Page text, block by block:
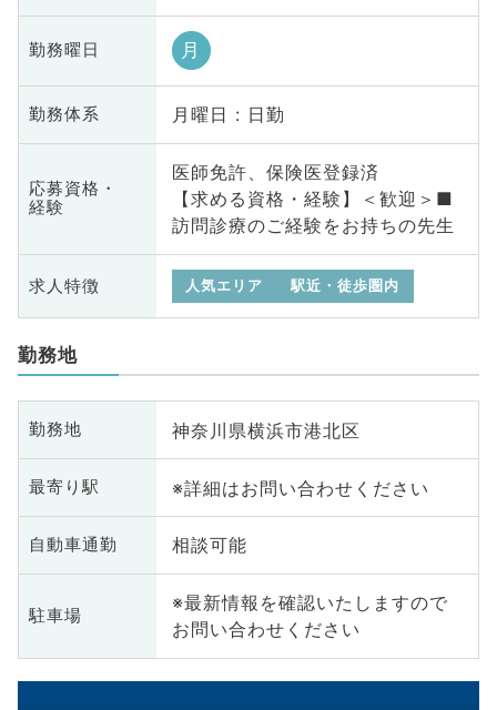
勤務曜日 月
勤務体系 月曜日 : 日勤
応募資格・
経験
医師免許、保険医登録済
【求める資格・経験】＜歓迎＞■
訪問診療のご経験をお持ちの先生
求人特徴 人気エリア 駅近・徒歩圏内
勤務地
勤務地 神奈川県横浜市港北区
最寄り駅 ※詳細はお問い合わせください
自動車通勤 相談可能
駐車場
※最新情報を確認いたしますので
お問い合わせください